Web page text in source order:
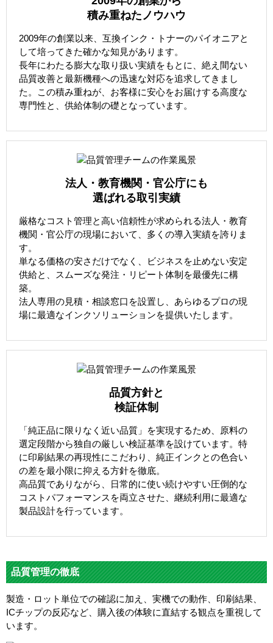
積み重ねたノウハウ
2009年の創業以来、互換インク・トナーのパイオニアと
して培ってきた確かな知見があります。
長年にわたる膨大な取り扱い実績をもとに、絶え間ない
品質改善と最新機種への迅速な対応を追求してきまし
た。この積み重ねが、お客様に安心をお届けする高度な
専門性と、供給体制の礎となっています。
法人・教育機関・官公庁にも
選ばれる取引実績
厳格なコスト管理と高い信頼性が求められる法人・教育
機関・官公庁の現場において、多くの導入実績を誇りま
す。
単なる価格の安さだけでなく、ビジネスを止めない安定
供給と、スムーズな発注・リピート体制を最優先に構
築。
法人専用の見積・相談窓口を設置し、あらゆるプロの現
場に最適なインクソリューションを提供いたします。
品質方針と
検証体制
「純正品に限りなく近い品質」を実現するため、原料の
選定段階から独自の厳しい検証基準を設けています。特
に印刷結果の再現性にこだわり、純正インクとの色合い
の差を最小限に抑える方針を徹底。
高品質でありながら、日常的に使い続けやすい圧倒的な
コストパフォーマンスを両立させた、継続利用に最適な
製品設計を行っています。
品質管理の徹底
製造・ロット単位での確認に加え、実機での動作、印刷結果、
ICチップの反応など、購入後の体験に直結する観点を重視して
います。